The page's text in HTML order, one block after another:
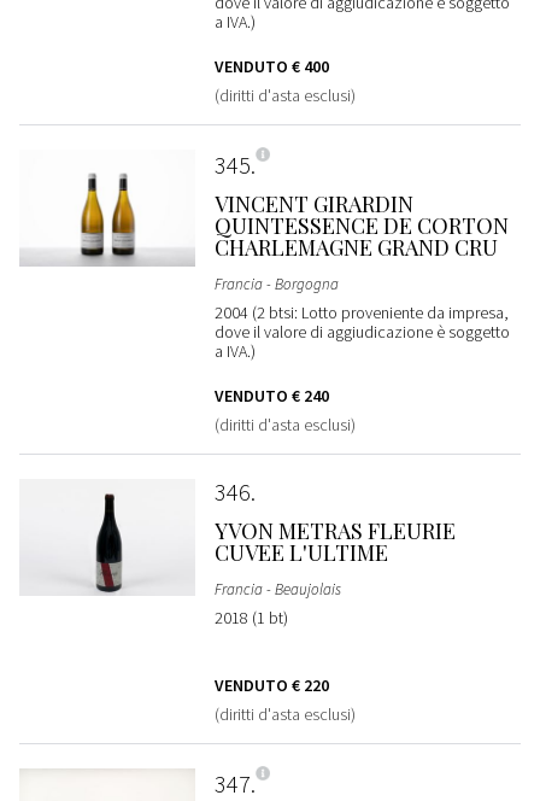
a IVA.)
VENDUTO € 400
(diritti d'asta esclusi)
345
VINCENT GIRARDIN
QUINTESSENCE DE CORTON
CHARLEMAGNE GRAND CRU
Francia - Borgogna
2004 (2 btsi: Lotto proveniente da impresa,
dove il valore di aggiudicazione è soggetto
a IVA.)
VENDUTO € 240
(diritti d'asta esclusi)
346
YVON METRAS FLEURIE
CUVEE L'ULTIME
Francia - Beaujolais
2018 (1 bt)
VENDUTO € 220
(diritti d'asta esclusi)
347